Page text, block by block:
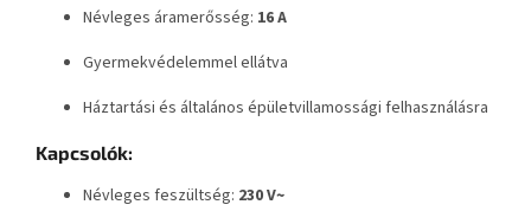
Névleges áramerősség: 16 A
Gyermekvédelemmel ellátva
Háztartási és általános épületvillamossági felhasználásra
Kapcsolók:
Névleges feszültség: 230 V~